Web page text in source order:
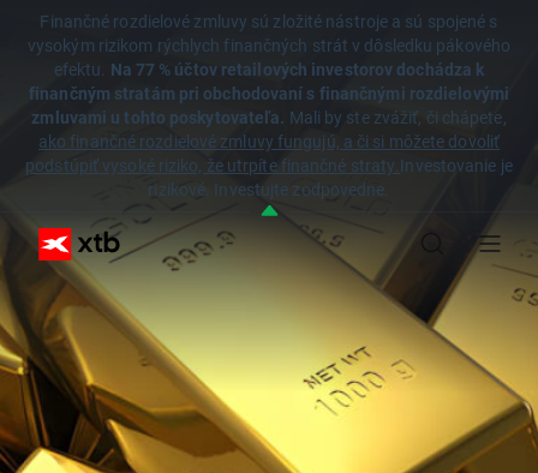
Finančné rozdielové zmluvy sú zložité nástroje a sú spojené s
vysokým rizikom rýchlych finančných strát v dôsledku pákového
efektu. Na 77 % účtov retailových investorov dochádza k
finančným stratám pri obchodovaní s finančnými rozdielovými
zmluvami u tohto poskytovateľa. Mali by ste zvážiť, či chápete,
ako finančné rozdielové zmluvy fungujú, a či si môžete dovoliť
podstúpiť vysoké riziko, že utrpíte finančné straty.Investovanie je
rizikové. Investujte zodpovedne.